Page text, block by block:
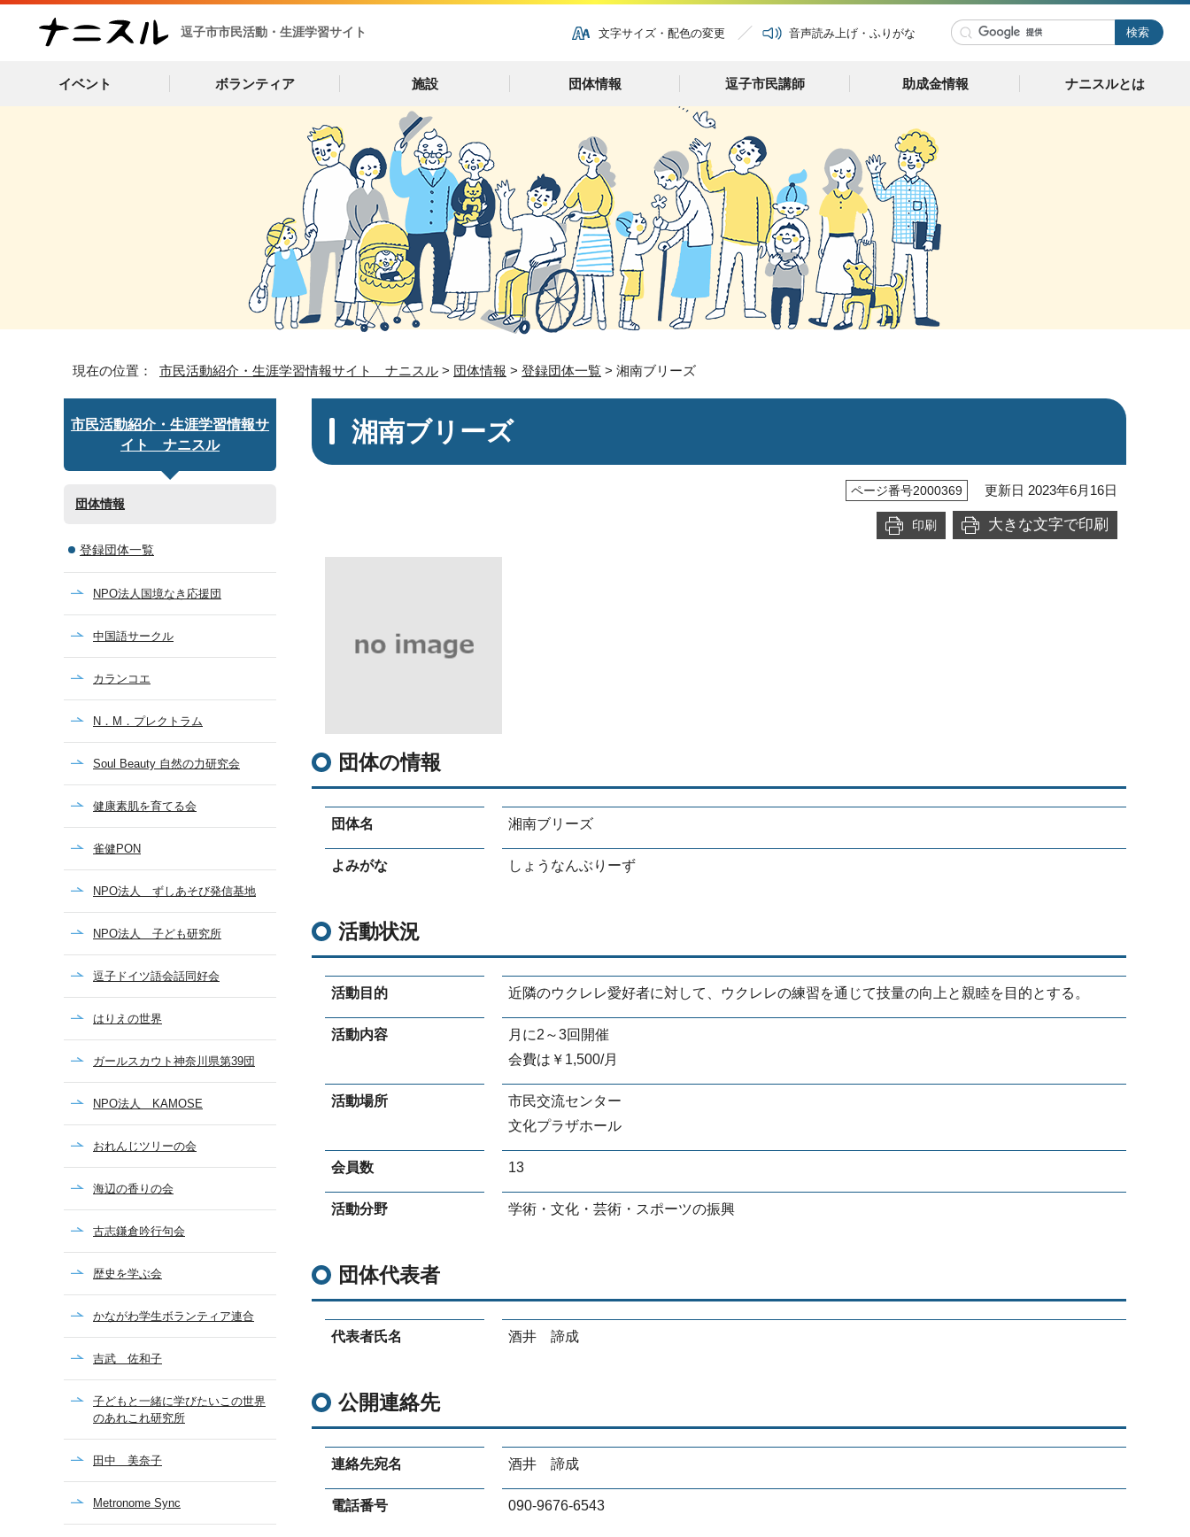
逗子市市民活動・生涯学習サイト 文字サイズ・配色の変更 音声読み上げ・ふりがな
イベント ボランティア 施設 団体情報 逗子市民講師 助成金情報 ナニスルとは
現在の位置： 市民活動紹介・生涯学習情報サイト ナニスル > 団体情報 > 登録団体一覧 > 湘南ブリーズ
湘南ブリーズ
ページ番号2000369 更新日 2023年6月16日
印刷 大きな文字で印刷
団体の情報
団体名 湘南ブリーズ
よみがな しょうなんぶりーず
活動状況
活動目的 近隣のウクレレ愛好者に対して、ウクレレの練習を通じて技量の向上と親睦を目的とする。
活動内容
月に2～3回開催
会費は￥1,500/月
活動場所
市民交流センター
文化プラザホール
会員数 13
活動分野 学術・文化・芸術・スポーツの振興
団体代表者
代表者氏名 酒井 諦成
公開連絡先
連絡先宛名 酒井 諦成
電話番号 090-9676-6543
市民活動紹介・生涯学習情報サ
イト ナニスル
団体情報
登録団体一覧
NPO法人国境なき応援団
中国語サークル
カランコエ
N．М．プレクトラム
Soul Beauty 自然の力研究会
健康素肌を育てる会
雀健PON
NPO法人 ずしあそび発信基地
NPO法人 子ども研究所
逗子ドイツ語会話同好会
はりえの世界
ガールスカウト神奈川県第39団
NPO法人 KAMOSE
おれんじツリーの会
海辺の香りの会
古志鎌倉吟行句会
歴史を学ぶ会
かながわ学生ボランティア連合
吉武 佐和子
子どもと一緒に学びたいこの世界
のあれこれ研究所
田中 美奈子
Metronome Sync